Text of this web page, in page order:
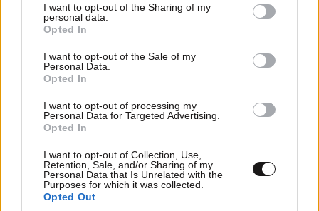
not limited to your visit or usage behaviour. You may click to
grant or deny consent to Google and its third-party tags to
use your data for below specified purposes in below Google
consent section.
I want to opt-out of the Sharing of my
personal data.
Opted In
I want to opt-out of the Sale of my
Personal Data.
Opted In
I want to opt-out of processing my
Personal Data for Targeted Advertising.
Opted In
I want to opt-out of Collection, Use,
Retention, Sale, and/or Sharing of my
Personal Data that Is Unrelated with the
Purposes for which it was collected.
Opted Out
υπάρχει 20·05·2026 18:51
Απαντήστε
TRENDING